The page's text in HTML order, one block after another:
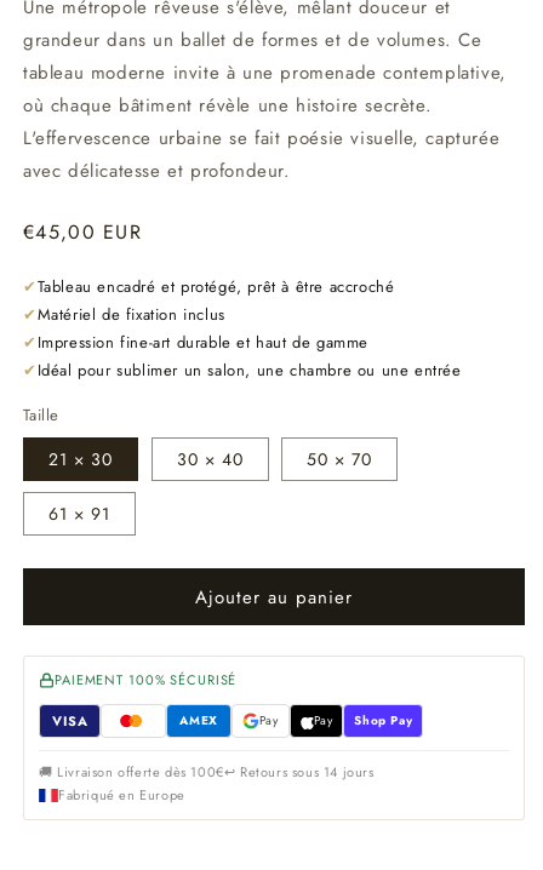
Une métropole rêveuse s'élève, mêlant douceur et
grandeur dans un ballet de formes et de volumes. Ce
tableau moderne invite à une promenade contemplative,
où chaque bâtiment révèle une histoire secrète.
L'effervescence urbaine se fait poésie visuelle, capturée
avec délicatesse et profondeur.
Prix
€45,00 EUR
✔Tableau encadré et protégé, prêt à être accroché
✔Matériel de fixation inclus
✔ Impression fine-art durable et haut de gamme
✔ Idéal pour sublimer un salon, une chambre ou une entrée
Taille
21 × 30 30 × 40 50 × 70
61 × 91
Ajouter au panier
PAIEMENT 100% SÉCURISÉ
VISA AMEX Pay Pay Shop Pay
🚚 Livraison offerte dès 100€↩ Retours sous 14 jours
Fabriqué en Europe